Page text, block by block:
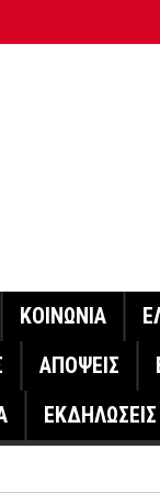
ΓΙΑ ΤΗ
ΚΟΙΝΩΝΙΑ
ΑΠΟΨΕΙΣ
ΕΚΔΗΛΩΣΕΙΣ